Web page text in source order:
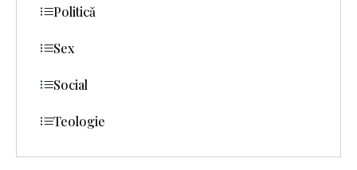
Politică
Sex
Social
Teologie